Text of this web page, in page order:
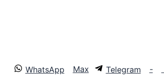
WhatsApp Max Telegram -